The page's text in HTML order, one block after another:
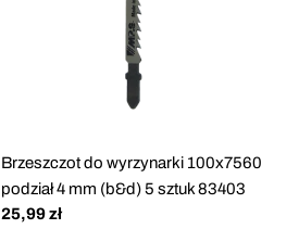
Brzeszczot do wyrzynarki 100x7560
podział 4 mm (b&d) 5 sztuk 83403
Cena
25,99 zł